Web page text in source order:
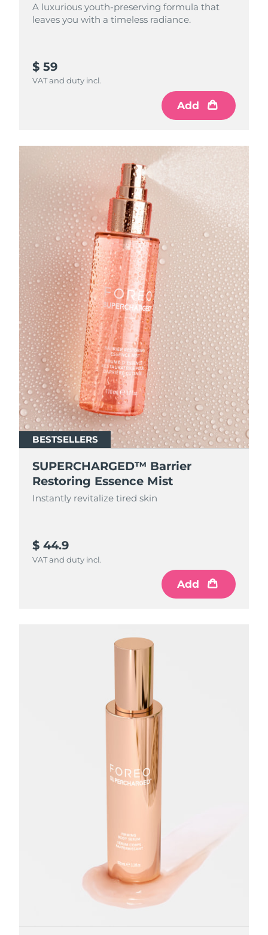
A luxurious youth-preserving formula that
leaves you with a timeless radiance.
$ 59
VAT and duty incl.
Add
BESTSELLERS
SUPERCHARGED™ Barrier
Restoring Essence Mist
Instantly revitalize tired skin
$ 44.9
VAT and duty incl.
Add